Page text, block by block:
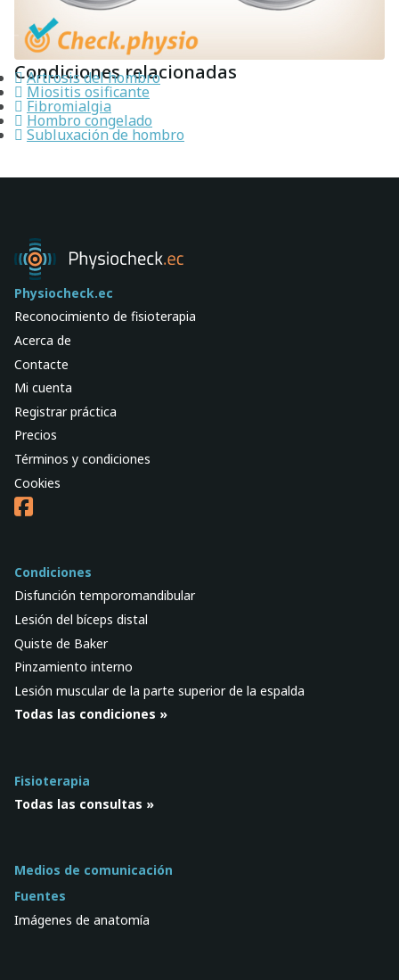
Condiciones relacionadas
Artrosis del hombro
Miositis osificante
Fibromialgia
Hombro congelado
Subluxación de hombro
Physiocheck.ec
Reconocimiento de fisioterapia
Acerca de
Contacte
Mi cuenta
Registrar práctica
Precios
Términos y condiciones
Cookies
Condiciones
Disfunción temporomandibular
Lesión del bíceps distal
Quiste de Baker
Pinzamiento interno
Lesión muscular de la parte superior de la espalda
Todas las condiciones »
Fisioterapia
Todas las consultas »
Medios de comunicación
Fuentes
Imágenes de anatomía